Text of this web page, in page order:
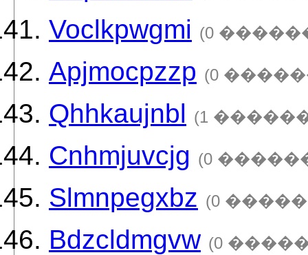
Voclkpwgmi (0
Apjmocpzzp (0
Qhhkaujnbl (1
Cnhmjuvcjg (0
Slmnpegxbz (0
Bdzcldmgvw (0